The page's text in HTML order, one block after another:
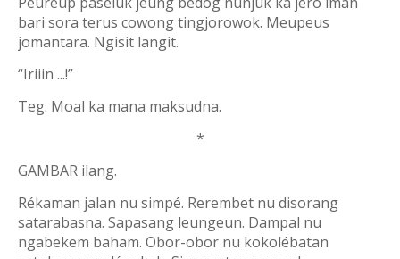
bari sora terus cowong tingjorowok. Meupeus
jomantara. Ngisit langit.
“Iriiin ...!”
Teg. Moal ka mana maksudna.
*
GAMBAR ilang.
Rékaman jalan nu simpé. Rerembet nu disorang
satarabasna. Sapasang leungeun. Dampal nu
ngabekem baham. Obor-obor nu kokolébatan